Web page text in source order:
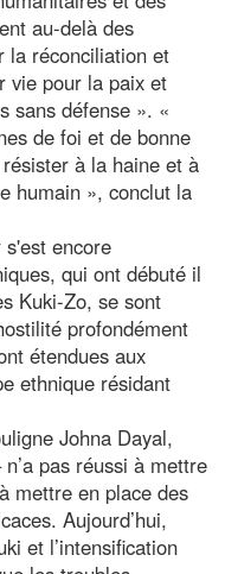
au-delà des
la réconciliation et
vie pour la paix et
sans défense ». «
de foi et de bonne
à la haine et à
humain », conclut la
encore
qui ont débuté il
Kuki-Zo, se sont
profondément
étendues aux
ethnique résidant
Johna Dayal,
pas réussi à mettre
mettre en place des
Aujourd’hui,
et l’intensification